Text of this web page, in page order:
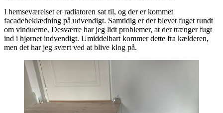
I hemseværelset er radiatoren sat til, og der er kommet
facadebeklædning på udvendigt. Samtidig er der blevet fuget rundt
om vinduerne. Desværre har jeg lidt problemer, at der trænger fugt
ind i hjørnet indvendigt. Umiddelbart kommer dette fra kælderen,
men det har jeg svært ved at blive klog på.